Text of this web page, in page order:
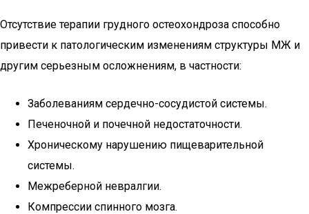
Отсутствие терапии грудного остеохондроза способно
привести к патологическим изменениям структуры МЖ и
другим серьезным осложнениям, в частности:
Заболеваниям сердечно-сосудистой системы.
Печеночной и почечной недостаточности.
Хроническому нарушению пищеварительной
системы.
Межреберной невралгии.
Компрессии спинного мозга.